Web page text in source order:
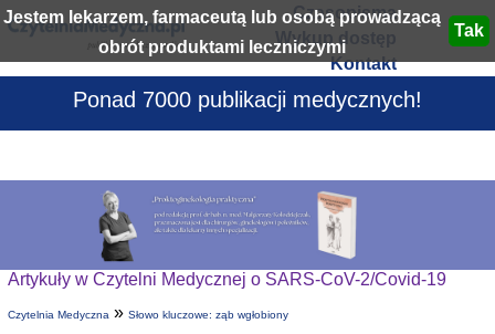
Jestem lekarzem, farmaceutą lub osobą prowadzącą
obrót produktami leczniczymi
Czasopisma
Wykup dostęp
Kontakt
Ponad 7000 publikacji medycznych!
Artykuły w Czytelni Medycznej o SARS-CoV-2/Covid-19
Czytelnia Medyczna» Słowo kluczowe: ząb wgłobiony